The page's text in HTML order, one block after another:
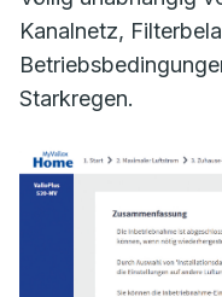
Kanalnetz,
Starkregen.